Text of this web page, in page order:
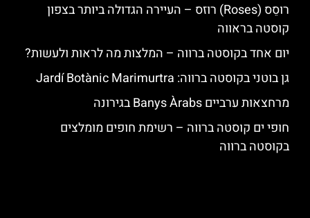
רוסֵס (Roses) רוזס – העיירה הגדולה ביותר בצפון
קוסטה בראווה
יום אחד בקוסטה ברווה – המלצות מה לראות ולעשות?
גן בוטני בקוסטה ברווה: ‪‪Jardí Botànic Marimurtra‬‬
מרחצאות ערביים Banys Àrabs בגירונה
חופי ים קוסטה ברווה – רשימת חופים מומלצים
בקוסטה ברווה